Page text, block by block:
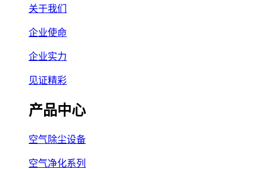
关于我们
企业使命
企业实力
见证精彩
产品中心
空气除尘设备
空气净化系列